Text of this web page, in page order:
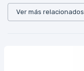
Ver más relacionados